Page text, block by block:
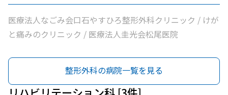
医療法人なごみ会口石やすひろ整形外科クリニック / けが
と痛みのクリニック / 医療法人圭光会松尾医院
整形外科の病院一覧を見る